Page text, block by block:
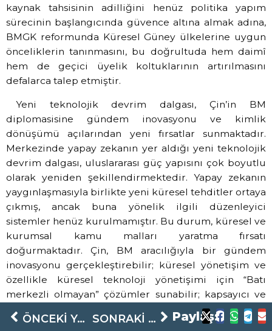
kaynak tahsisinin adilliğini henüz politika yapım
sürecinin başlangıcında güvence altına almak adına,
BMGK reformunda Küresel Güney ülkelerine uygun
önceliklerin tanınmasını, bu doğrultuda hem daimî
hem de geçici üyelik koltuklarının artırılmasını
defalarca talep etmiştir.
Yeni teknolojik devrim dalgası, Çin’in BM
diplomasisine gündem inovasyonu ve kimlik
dönüşümü açılarından yeni fırsatlar sunmaktadır.
Merkezinde yapay zekanın yer aldığı yeni teknolojik
devrim dalgası, uluslararası güç yapısını çok boyutlu
olarak yeniden şekillendirmektedir. Yapay zekanın
yaygınlaşmasıyla birlikte yeni küresel tehditler ortaya
çıkmış, ancak buna yönelik ilgili düzenleyici
sistemler henüz kurulmamıştır. Bu durum, küresel ve
kurumsal kamu malları yaratma fırsatı
doğurmaktadır. Çin, BM aracılığıyla bir gündem
inovasyonu gerçekleştirebilir; küresel yönetişim ve
özellikle küresel teknoloji yönetişimi için “Batı
merkezli olmayan” çözümler sunabilir; kapsayıcı ve
fayda paylaşımına dayalı küresel bir kurallar
sisteminin oluşmasını teşvik edebilir ve insanlık için
ÖNCEKI YAZI SONRAKI YAZI Paylaş: